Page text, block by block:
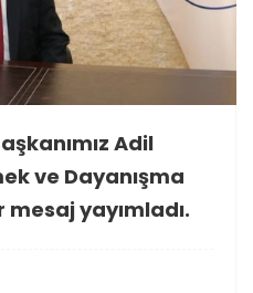
Adil
ve Dayanışma
mesaj yayımladı.